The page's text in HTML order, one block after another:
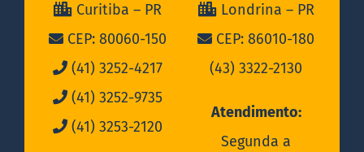
Curitiba – PR
CEP: 80060-150
(41) 3252-4217
(41) 3252-9735
(41) 3253-2120
Londrina – PR
CEP: 86010-180
(43) 3322-2130
Atendimento:
Segunda a